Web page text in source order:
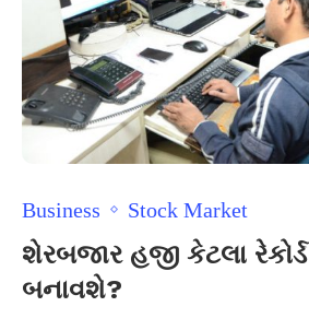
Business Stock Market
શેરબજાર હજી કેટલા
બનાવશે?